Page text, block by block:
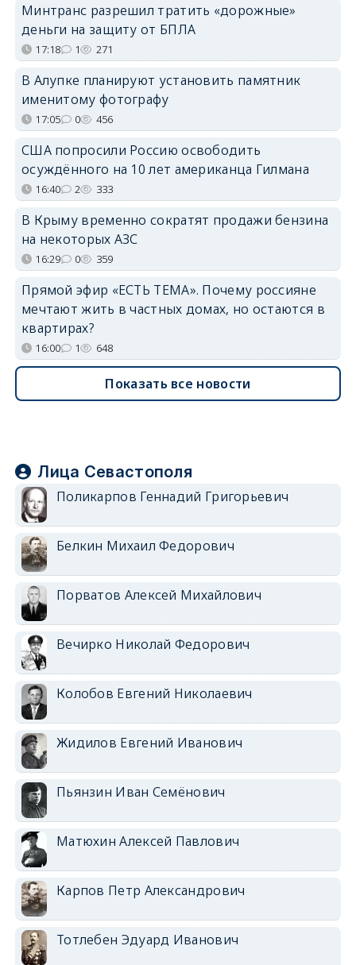
Минтранс разрешил тратить «дорожные»
деньги на защиту от БПЛА
17:18 1 271
В Алупке планируют установить памятник
именитому фотографу
17:05 0 456
США попросили Россию освободить
осуждённого на 10 лет американца Гилмана
16:40 2 333
В Крыму временно сократят продажи бензина
на некоторых АЗС
16:29 0 359
Прямой эфир «ЕСТЬ ТЕМА». Почему россияне
мечтают жить в частных домах, но остаются в
квартирах?
16:00 1 648
Показать все новости
Лица Севастополя
Поликарпов Геннадий Григорьевич
Белкин Михаил Федорович
Порватов Алексей Михайлович
Вечирко Николай Федорович
Колобов Евгений Николаевич
Жидилов Евгений Иванович
Пьянзин Иван Семёнович
Матюхин Алексей Павлович
Карпов Петр Александрович
Тотлебен Эдуард Иванович